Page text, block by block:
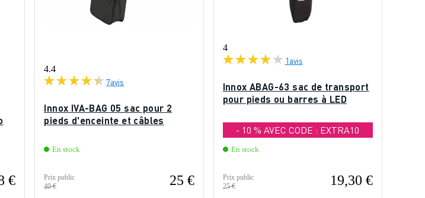
€
4.4
7avis
Innox IVA-BAG 05 sac pour 2
pieds d'enceinte et câbles
En stock
Prix public
40 €
25 €
4
1avis
Innox ABAG-63 sac de transport
pour pieds ou barres à LED
- 10 % AVEC CODE : EXTRA10
En stock
Prix public
25 €
19,30 €